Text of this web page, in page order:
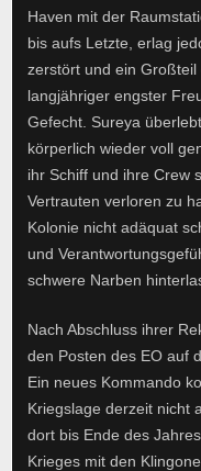
Haven mit der
bis aufs Letzte, erlag
zerstört und ein
langjähriger engster
Gefecht. Sureya
körperlich wieder voll
ihr Schiff und ihre Crew
Vertrauten verloren zu
Kolonie nicht adäquat
und
schwere Narben
Nach Abschluss ihrer
den Posten des EO auf
Ein neues Kommando
Kriegslage derzeit nicht
dort bis Ende des
Krieges mit den